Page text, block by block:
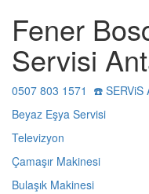
Fener
Servisi
0507 803 1571 ☎️ SERViS
Beyaz Eşya Servisi
Televizyon
Çamaşır Makinesi
Bulaşık Makinesi